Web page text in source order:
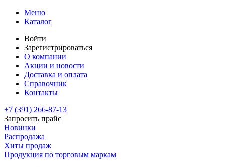
Меню
Каталог
Войти
Зарегистрироваться
О компании
Акции и новости
Доставка и оплата
Справочник
Контакты
+7 (391) 266-87-13
Запросить прайс
Новинки
Распродажа
Хиты продаж
Продукция по торговым маркам